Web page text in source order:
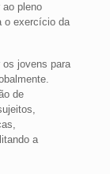
pleno
o exercício da
os jovens para
de
a